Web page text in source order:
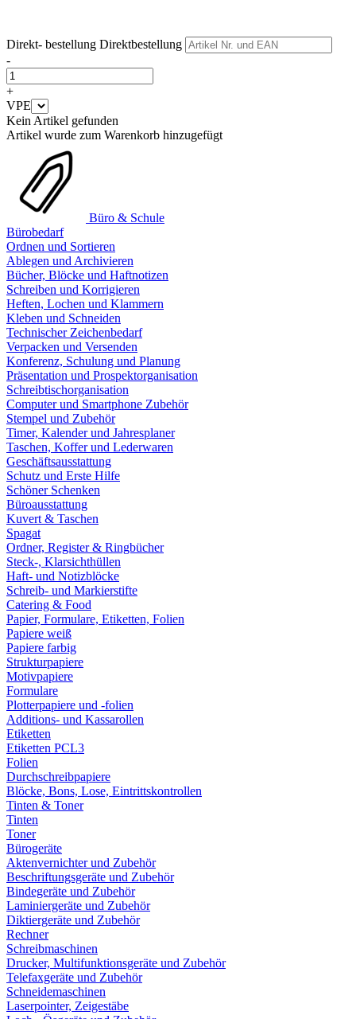
Direkt- bestellung Direktbestellung
-
+
VPE
Kein Artikel gefunden
Artikel wurde zum Warenkorb hinzugefügt
Büro & Schule
Bürobedarf
Ordnen und Sortieren
Ablegen und Archivieren
Bücher, Blöcke und Haftnotizen
Schreiben und Korrigieren
Heften, Lochen und Klammern
Kleben und Schneiden
Technischer Zeichenbedarf
Verpacken und Versenden
Konferenz, Schulung und Planung
Präsentation und Prospektorganisation
Schreibtischorganisation
Computer und Smartphone Zubehör
Stempel und Zubehör
Timer, Kalender und Jahresplaner
Taschen, Koffer und Lederwaren
Geschäftsausstattung
Schutz und Erste Hilfe
Schöner Schenken
Büroausstattung
Kuvert & Taschen
Spagat
Ordner, Register & Ringbücher
Steck-, Klarsichthüllen
Haft- und Notizblöcke
Schreib- und Markierstifte
Catering & Food
Papier, Formulare, Etiketten, Folien
Papiere weiß
Papiere farbig
Strukturpapiere
Motivpapiere
Formulare
Plotterpapiere und -folien
Additions- und Kassarollen
Etiketten
Etiketten PCL3
Folien
Durchschreibpapiere
Blöcke, Bons, Lose, Eintrittskontrollen
Tinten & Toner
Tinten
Toner
Bürogeräte
Aktenvernichter und Zubehör
Beschriftungsgeräte und Zubehör
Bindegeräte und Zubehör
Laminiergeräte und Zubehör
Diktiergeräte und Zubehör
Rechner
Schreibmaschinen
Drucker, Multifunktionsgeräte und Zubehör
Telefaxgeräte und Zubehör
Schneidemaschinen
Laserpointer, Zeigestäbe